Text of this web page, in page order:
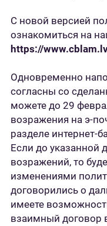
С новой версией
ознакомиться на
https://
Одновременно
согласны со
можете до 29
возражения на э-
разделе интернет-
Если до указанной
возражений, то
изменениями
договорились о
имеете
взаимный договор